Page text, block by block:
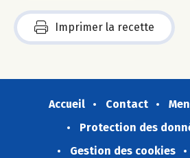
Imprimer la recette
Accueil Contact
Protection des
Gestion des cookies